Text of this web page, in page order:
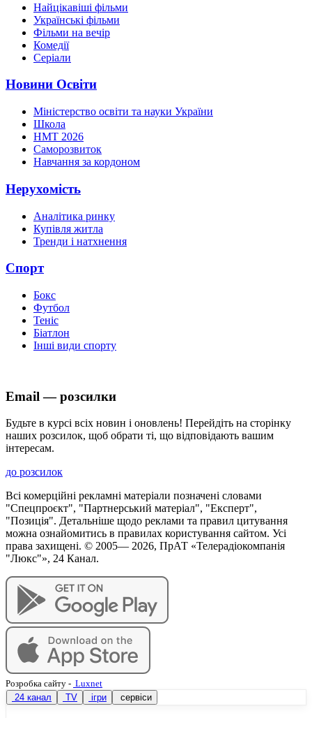
Найцікавіші фільми
Українські фільми
Фільми на вечір
Комедії
Серіали
Новини Освіти
Міністерство освіти та науки України
Школа
НМТ 2026
Саморозвиток
Навчання за кордоном
Нерухомість
Аналітика ринку
Купівля житла
Тренди і натхнення
Спорт
Бокс
Футбол
Теніс
Біатлон
Інші види спорту
Email — розсилки
Будьте в курсі всіх новин і оновлень! Перейдіть на сторінку
наших розсилок, щоб обрати ті, що відповідають вашим
інтересам.
до розсилок
Всі комерційні рекламні матеріали позначені словами
"Спецпроєкт", "Партнерський матеріал", "Експерт",
"Позиція". Детальніше щодо реклами та правил цитування
можна ознайомитись в правилах користування сайтом. Усі
права захищені. © 2005— 2026, ПрАТ «Телерадіокомпанія
"Люкс"», 24 Канал.
Розробка сайту - Luxnet
24 канал
TV ігри сервіси